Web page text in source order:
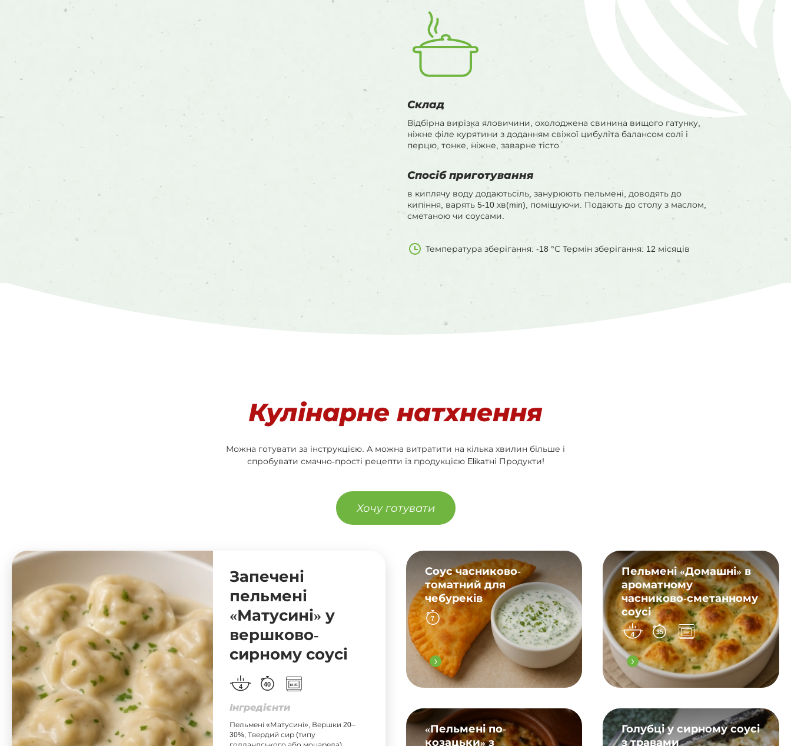
Склад
Відбірна вирізка яловичини, охолоджена свинина вищого гатунку,
ніжне філе курятини з доданням свіжої цибуліта балансом солі і
перцю, тонке, ніжне, заварне тісто
Спосіб приготування
в киплячу воду додаютьсіль, занурюють пельмені, доводять до
кипіння, варять 5-10 хв(min), помішуючи. Подають до столу з маслом,
сметаною чи соусами.
Температура зберігання: -18 °С Термін зберігання: 12 місяців
Кулінарне натхнення
Можна готувати за інструкцією. А можна витратити на кілька хвилин більше і
спробувати смачно-прості рецепти із продукцією Elikaтні Продукти!
Хочу готувати
Запечені
пельмені
«Матусині» у
вершково-
сирному соусі
4 40
Інгредієнти
Пельмені «Матусині», Вершки 20–
30%, Твердий сир (типу
Соус часниково-
томатний для
чебуреків
7
Пельмені «Домашні» в
ароматному
часниково-сметанному
соусі
4 35
«Пельмені по-
козацьки» з
Голубці у сирному соусі
з травами